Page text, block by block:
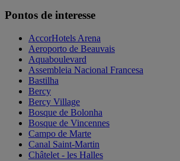
Pontos de interesse
AccorHotels Arena
Aeroporto de Beauvais
Aquaboulevard
Assembleia Nacional Francesa
Bastilha
Bercy
Bercy Village
Bosque de Bolonha
Bosque de Vincennes
Campo de Marte
Canal Saint-Martin
Châtelet - les Halles